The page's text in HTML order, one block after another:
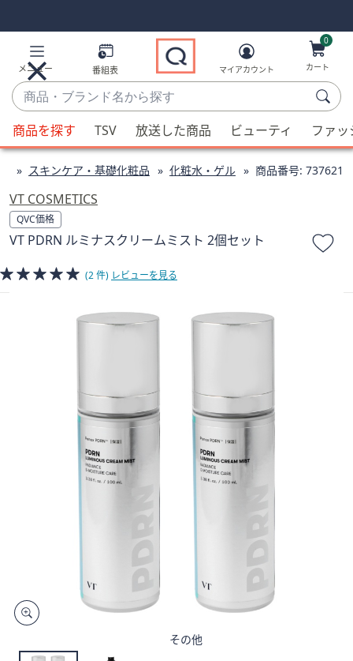
Links
Links2
メニュー 番組表
商
品・
ブ
ラ
ン
名
か
ら
す
候
補
利
用
可
能
場
ス
左
マイアカウント
0
カート
商品を探す TSV 放送した商品 ビューティ ファ
スキンケア・基礎化粧品 化粧水・ゲル 商品番号: 737621
VT COSMETICS
QVC価格
VT PDRN ルミナスクリームミスト 2個セット
(2 件) レビューを見る
その他